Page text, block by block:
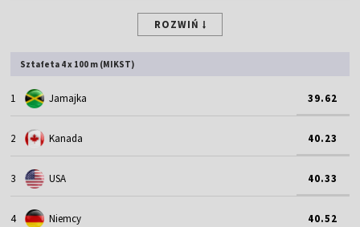
ROZWIŃ
Sztafeta 4 x 100 m (MIKST)
1 Jamajka 39.62
2 Kanada 40.23
3 USA 40.33
4 Niemcy 40.52